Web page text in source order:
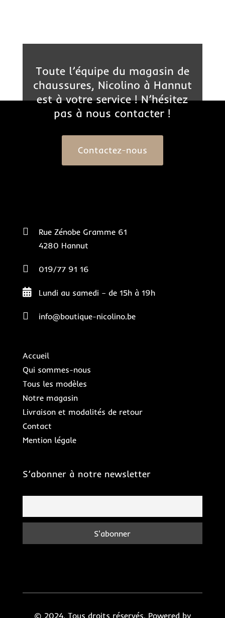
Toute l’équipe du magasin de
chaussures, Nicolino à Hannut
est à votre service ! N’hésitez
pas à nous contacter !
Contactez-nous

Rue Zénobe Gramme 61
4280 Hannut
 019/77 91 16
 Lundi au samedi – de 15h à 19h
 info@boutique-nicolino.be
Accueil
Qui sommes-nous
Tous les modèles
Notre magasin
Livraison et modalités de retour
Contact
Mention légale
S’abonner à notre newsletter
© 2024. Tous droits réservés. Powered by